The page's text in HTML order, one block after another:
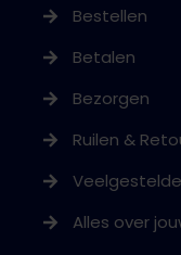
Bestellen
Betalen
Bezorgen
Ruilen &
Alles over